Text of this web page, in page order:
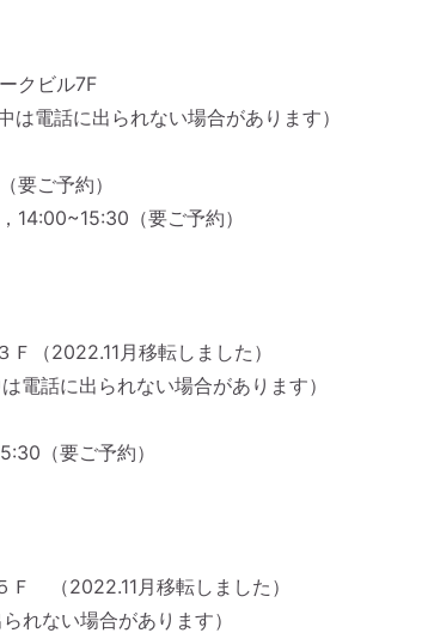
クビル7F
電話に出られない場合があります）
要ご予約）
（要ご予約）
（2022.11月移転しました）
話に出られない場合があります）
（要ご予約）
（2022.11月移転しました）
れない場合があります）